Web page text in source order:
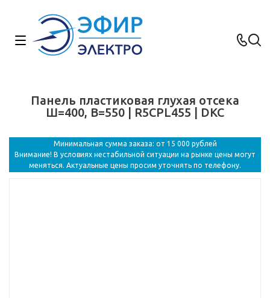
Панель пластиковая глухая отсека
Ш=400, В=550 | R5CPL455 | DKC
Минимальная сумма заказа: от 15 000 рублей
Внимание! В условиях нестабильной ситуации на рынке цены могут
меняться. Актуальные цены просим уточнять по телефону.